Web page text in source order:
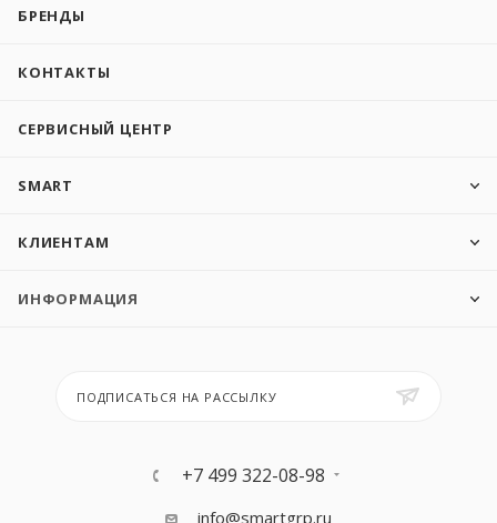
БРЕНДЫ
КОНТАКТЫ
СЕРВИСНЫЙ ЦЕНТР
SMART
КЛИЕНТАМ
ИНФОРМАЦИЯ
ПОДПИСАТЬСЯ НА РАССЫЛКУ
+7 499 322-08-98
info@smartgrp.ru